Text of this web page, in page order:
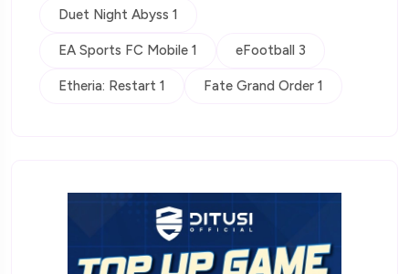
Duet Night Abyss 1
EA Sports FC Mobile 1 eFootball 3
Etheria: Restart 1 Fate Grand Order 1